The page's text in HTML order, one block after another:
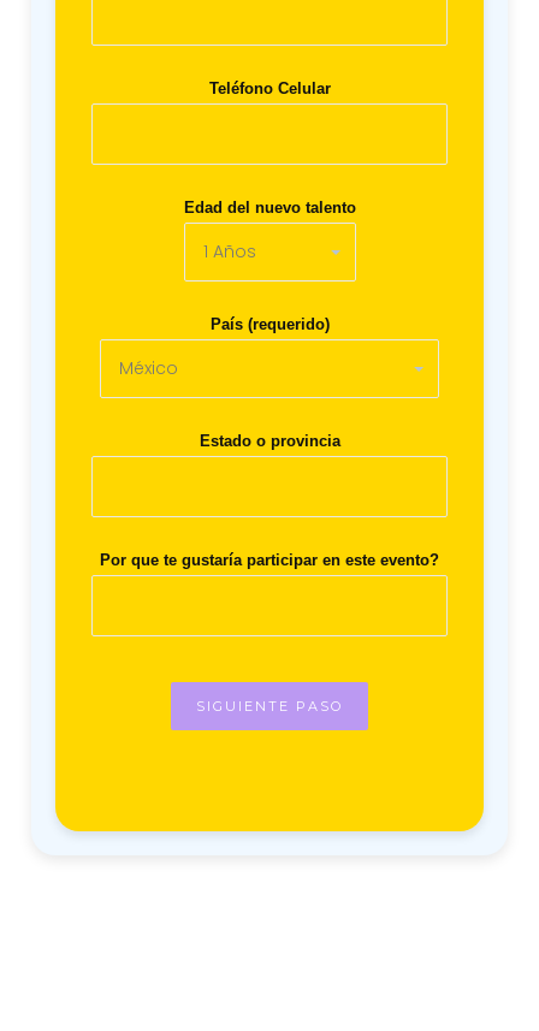
Teléfono Celular
Edad del nuevo talento
País (requerido)
Estado o provincia
Por que te gustaría participar en este evento?